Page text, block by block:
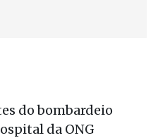
do bombardeio
da ONG